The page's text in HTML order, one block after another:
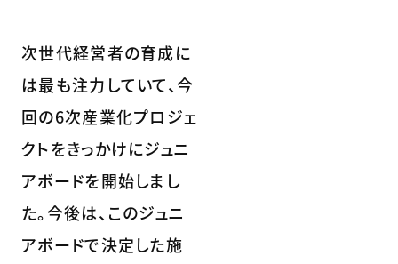
次世代経営者の育成に
は最も注力していて、今
回の6次産業化プロジェ
クトをきっかけにジュニ
アボードを開始しまし
た。今後は、このジュニ
アボードで決定した施